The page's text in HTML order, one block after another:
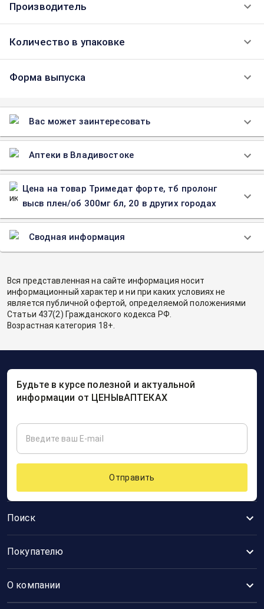
Производитель
Количество в упаковке
Форма выпуска
Вас может заинтересовать
Аптеки в Владивостоке
Цена на товар Тримедат форте, тб пролонг
высв плен/об 300мг бл, 20 в других городах
Сводная информация
Вся представленная на сайте информация носит
информационный характер и ни при каких условиях не
является публичной офертой, определяемой положениями
Статьи 437(2) Гражданского кодекса РФ.
Возрастная категория 18+.
Поиск
Покупателю
О компании
Будьте в курсе полезной и актуальной
информации от ЦЕНЫвАПТЕКАХ
Отправить